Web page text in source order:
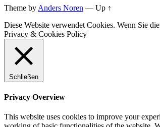
Theme by Anders Noren — Up ↑
Diese Website verwendet Cookies. Wenn Sie
Privacy & Cookies Policy
Schließen
Privacy Overview
This website uses cookies to improve your